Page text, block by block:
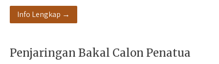
Info Lengkap →
Penjaringan Bakal Calon Penatua